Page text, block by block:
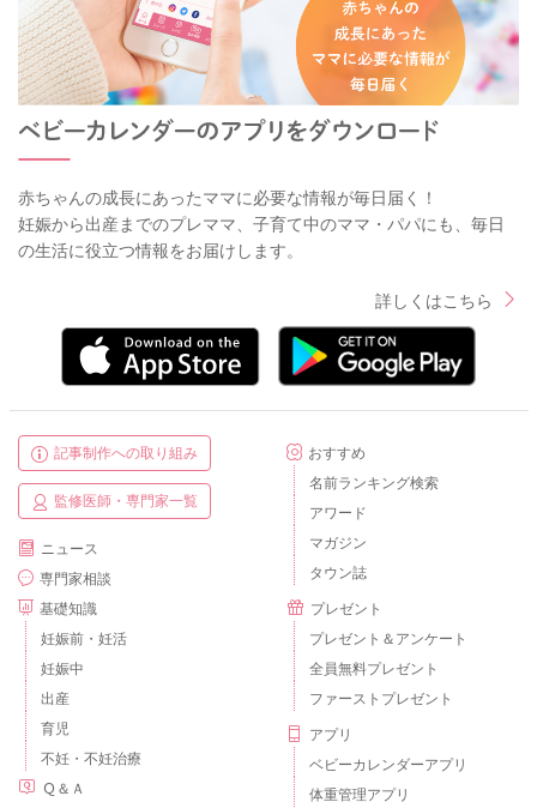
赤ちゃんの成長にあったママに必要な情報が毎日届く！
妊娠から出産までのプレママ、子育て中のママ・パパにも、毎日
の生活に役立つ情報をお届けします。
詳しくはこちら
記事制作への取り組み
監修医師・専門家一覧
ニュース
専門家相談
基礎知識
妊娠前・妊活
妊娠中
出産
育児
不妊・不妊治療
Ｑ＆Ａ
おすすめ
名前ランキング検索
アワード
マガジン
タウン誌
プレゼント
プレゼント＆アンケート
全員無料プレゼント
ファーストプレゼント
アプリ
ベビーカレンダーアプリ
体重管理アプリ